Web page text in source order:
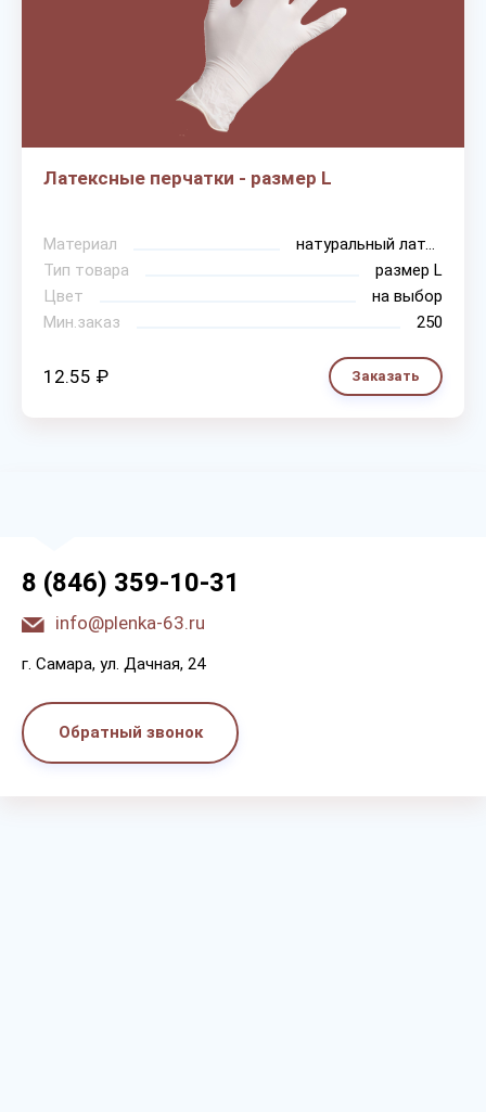
Латексные перчатки - размер L
Материал
натуральный латекс
Тип товара
размер L
Цвет
на выбор
Мин.заказ
250
12.55 ₽ Заказать
8 (846) 359-10-31
info@plenka-63.ru
г. Самара, ул. Дачная, 24
Обратный звонок